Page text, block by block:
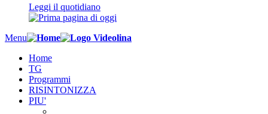
Leggi il quotidiano
Menu
Home
TG
Programmi
RISINTONIZZA
PIU'